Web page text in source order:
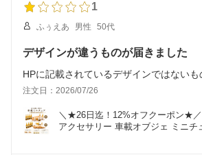
1
ふぅえあ 男性 50代
デザインが違うものが届きました
注文日：2026/07/26
＼★26日迄！12%オフクーポン★
アクセサリー 車載オブジェ ミニチ